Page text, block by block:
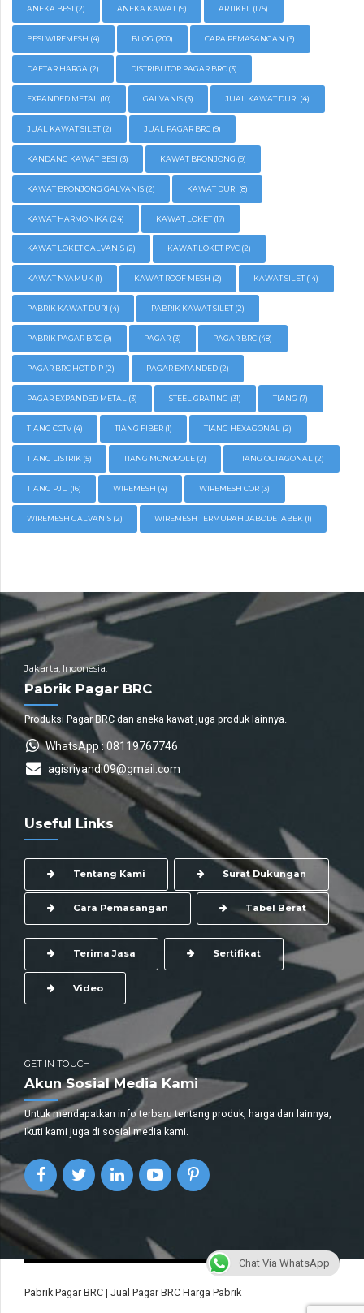
ANEKA BESI (2) ANEKA KAWAT (9) ARTIKEL (175)
BESI WIREMESH (4) BLOG (200) CARA PEMASANGAN (3)
DAFTAR HARGA (2) DISTRIBUTOR PAGAR BRC (3)
EXPANDED METAL (10) GALVANIS (3) JUAL KAWAT DURI (4)
JUAL KAWAT SILET (2) JUAL PAGAR BRC (9)
KANDANG KAWAT BESI (3) KAWAT BRONJONG (9)
KAWAT BRONJONG GALVANIS (2) KAWAT DURI (8)
KAWAT HARMONIKA (24) KAWAT LOKET (17)
KAWAT LOKET GALVANIS (2) KAWAT LOKET PVC (2)
KAWAT NYAMUK (1) KAWAT ROOF MESH (2) KAWAT SILET (14)
PABRIK KAWAT DURI (4) PABRIK KAWAT SILET (2)
PABRIK PAGAR BRC (9) PAGAR (3) PAGAR BRC (48)
PAGAR BRC HOT DIP (2) PAGAR EXPANDED (2)
PAGAR EXPANDED METAL (3) STEEL GRATING (31) TIANG (7)
TIANG CCTV(4) TIANG FIBER (1) TIANG HEXAGONAL (2)
TIANG LISTRIK (5) TIANG MONOPOLE (2) TIANG OCTAGONAL (2)
TIANG PJU (16) WIREMESH (4) WIREMESH COR (3)
WIREMESH GALVANIS (2) WIREMESH TERMURAH JABODETABEK (1)
Jakarta, Indonesia.
Pabrik Pagar BRC
Produksi Pagar BRC dan aneka kawat juga produk lainnya.
WhatsApp : 08119767746
agisriyandi09@gmail.com
Useful Links
Tentang Kami Surat Dukungan
Cara Pemasangan Tabel Berat
Terima Jasa Sertifikat
Video
GET IN TOUCH
Akun Sosial Media Kami
Untuk mendapatkan info terbaru tentang produk, harga dan lainnya,
Ikuti kami juga di sosial media kami.
Pabrik Pagar BRC | Jual Pagar BRC Harga Pabrik
Chat Via WhatsApp